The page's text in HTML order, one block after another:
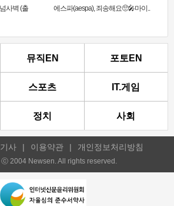
사벽 (출
에스파(aespa), 죄송해요🥺🎤마이..
뮤직EN 포토EN
스포츠 IT.게임
정치 사회
사 | 이용약관 | 개인정보처리방침
2004 Newsen. All rights reserved.